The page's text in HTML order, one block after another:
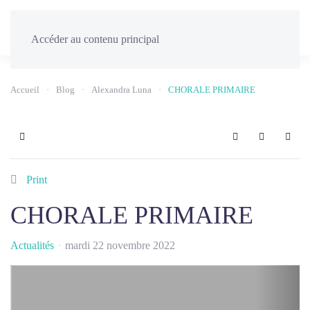
Accéder au contenu principal
Accueil Blog Alexandra Luna CHORALE PRIMAIRE
Home SearchSign In
Print
CHORALE PRIMAIRE
Actualités mardi 22 novembre 2022